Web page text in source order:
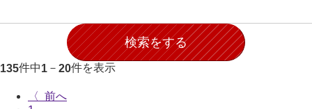
一宝家文書
伊藤家文書（須佐町）
伊藤家文書（山口市）
135件中1 － 20件を表示
〈